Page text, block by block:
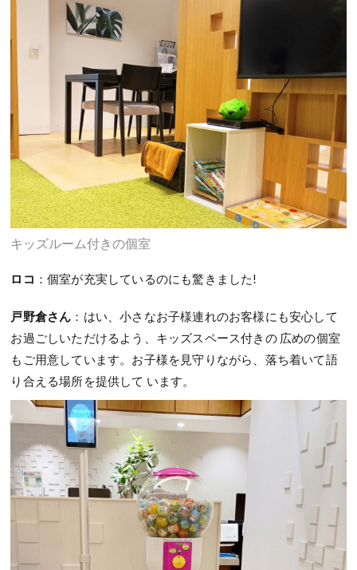
キッズルーム付きの個室
ロコ ：個室が充実しているのにも驚きました!
戸野倉さん ：はい、小さなお子様連れのお客様にも安心して
お過ごしいただけるよう、キッズスペース付きの 広めの個室
もご用意しています。お子様を見守りながら、落ち着いて語
り合える場所を提供して います。